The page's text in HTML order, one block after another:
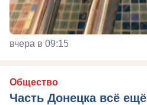
вчера в 09:15
Общество
Часть Донецка всё